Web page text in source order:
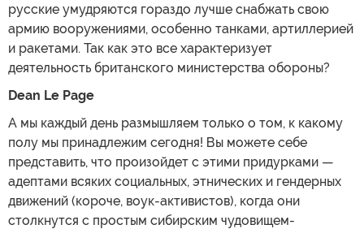
русские умудряются гораздо лучше снабжать свою
армию вооружениями, особенно танками, артиллерией
и ракетами. Так как это все характеризует
деятельность британского министерства обороны?
Dean Le Page
А мы каждый день размышляем только о том, к какому
полу мы принадлежим сегодня! Вы можете себе
представить, что произойдет с этими придурками —
адептами всяких социальных, этнических и гендерных
движений (короче, воук-активистов), когда они
столкнутся с простым сибирским чудовищем-